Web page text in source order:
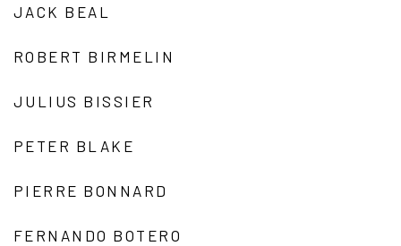
JACK BEAL
ROBERT BIRMELIN
JULIUS BISSIER
PETER BLAKE
PIERRE BONNARD
FERNANDO BOTERO